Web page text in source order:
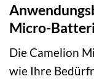
Micro-
Die Camelion
wie Ihre